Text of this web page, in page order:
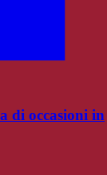
di occasioni in